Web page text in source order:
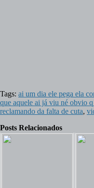
Tags: ai um dia ele pega ela
que aquele ai já viu né obvio
reclamando da falta de cuta,
Posts Relacionados